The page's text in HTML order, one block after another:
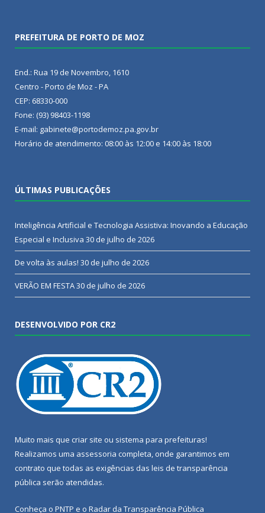
PREFEITURA DE PORTO DE MOZ
End.: Rua 19 de Novembro, 1610
Centro - Porto de Moz - PA
CEP: 68330-000
Fone: (93) 98403-1198
E-mail: gabinete@portodemoz.pa.gov.br
Horário de atendimento: 08:00 às 12:00 e 14:00 às 18:00
ÚLTIMAS PUBLICAÇÕES
Inteligência Artificial e Tecnologia Assistiva: Inovando a Educação
Especial e Inclusiva 30 de julho de 2026
De volta às aulas! 30 de julho de 2026
VERÃO EM FESTA30 de julho de 2026
DESENVOLVIDO POR CR2
Muito mais que criar site ou sistema para prefeituras!
Realizamos uma assessoria completa, onde garantimos em
contrato que todas as exigências das leis de transparência
pública serão atendidas.
Conheça o PNTP e o Radar da Transparência Pública